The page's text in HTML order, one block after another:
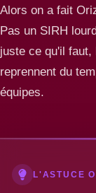
Alors on a fait
Pas un SIRH
juste ce qu'il faut,
reprennent du
équipes.
L'ASTUCE